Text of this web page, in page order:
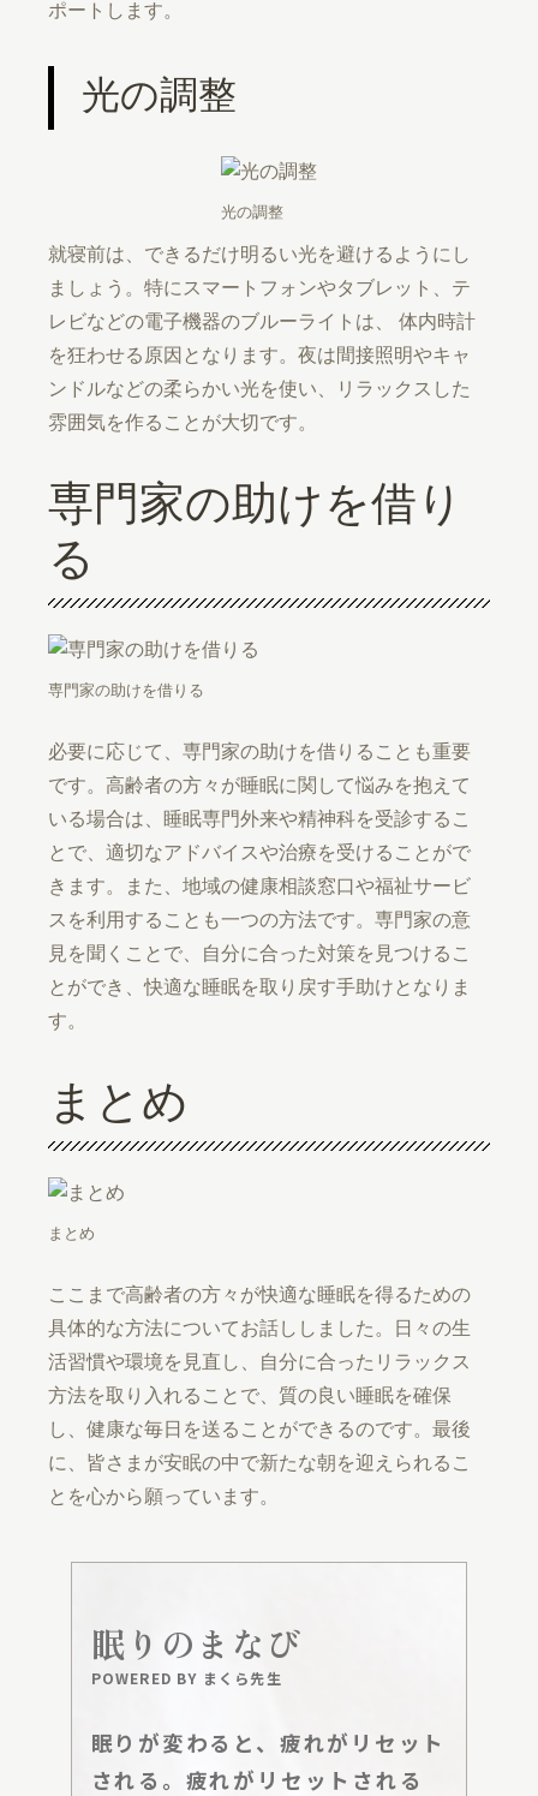
ポートします。
光の調整
光の調整
就寝前は、できるだけ明るい光を避けるようにし
ましょう。特にスマートフォンやタブレット、テ
レビなどの電子機器のブルーライトは、 体内時計
を狂わせる原因となります。夜は間接照明やキャ
ンドルなどの柔らかい光を使い、リラックスした
雰囲気を作ることが大切です。
専門家の助けを借り
る
専門家の助けを借りる
必要に応じて、専門家の助けを借りることも重要
です。高齢者の方々が睡眠に関して悩みを抱えて
いる場合は、睡眠専門外来や精神科を受診するこ
とで、適切なアドバイスや治療を受けることがで
きます。また、地域の健康相談窓口や福祉サービ
スを利用することも一つの方法です。専門家の意
見を聞くことで、自分に合った対策を見つけるこ
とができ、快適な睡眠を取り戻す手助けとなりま
す。
まとめ
まとめ
ここまで高齢者の方々が快適な睡眠を得るための
具体的な方法についてお話ししました。日々の生
活習慣や環境を見直し、自分に合ったリラックス
方法を取り入れることで、質の良い睡眠を確保
し、健康な毎日を送ることができるのです。最後
に、皆さまが安眠の中で新たな朝を迎えられるこ
とを心から願っています。
眠りのまなび
POWERED BY まくら先生
眠りが変わると、疲れがリセット
される。疲れがリセットされる